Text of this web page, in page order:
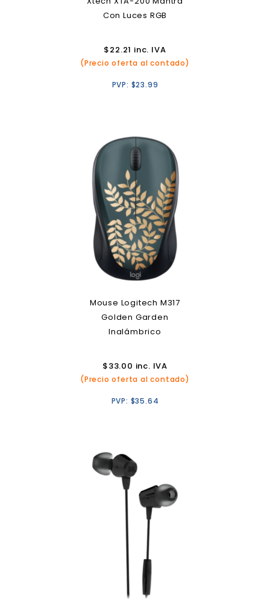
Con Luces RGB
$22.21 inc. IVA
(Precio oferta al contado)
PVP: $23.99
Mouse Logitech M317
Golden Garden
Inalámbrico
$33.00 inc. IVA
(Precio oferta al contado)
PVP: $35.64